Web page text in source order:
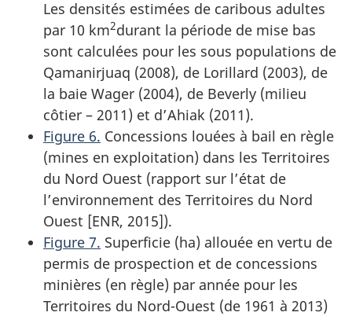
Les densités estimées de caribous adultes
par 10 km2durant la période de mise bas
sont calculées pour les sous populations de
Qamanirjuaq (2008), de Lorillard (2003), de
la baie Wager (2004), de Beverly (milieu
côtier – 2011) et d’Ahiak (2011).
Figure 6. Concessions louées à bail en règle
(mines en exploitation) dans les Territoires
du Nord Ouest (rapport sur l’état de
l’environnement des Territoires du Nord
Ouest [ENR, 2015]).
Figure 7. Superficie (ha) allouée en vertu de
permis de prospection et de concessions
minières (en règle) par année pour les
Territoires du Nord-Ouest (de 1961 à 2013)